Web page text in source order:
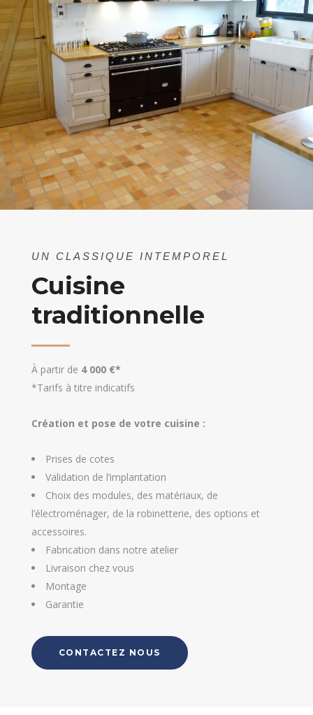
UN CLASSIQUE INTEMPOREL
Cuisine
traditionnelle
À partir de 4 000 €*
*Tarifs à titre indicatifs
Création et pose de votre cuisine :
Prises de cotes
Validation de l’implantation
Choix des modules, des matériaux, de
l’électroménager, de la robinetterie, des options et
accessoires.
Fabrication dans notre atelier
Livraison chez vous
Montage
Garantie
CONTACTEZ NOUS